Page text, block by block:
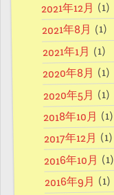
2021年12月 (1)
2021年8月 (1)
2021年1月 (1)
2020年8月 (1)
2020年5月 (1)
2018年10月 (1)
2017年12月 (1)
2016年10月 (1)
2016年9月 (1)